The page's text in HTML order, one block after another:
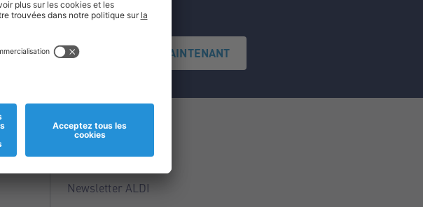
S'INSCRIRE MAINTENANT
Service
Points ALDI
Newsletter ALDI